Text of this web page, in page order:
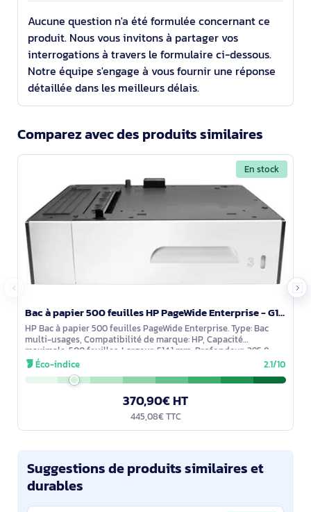
Aucune question n'a été formulée concernant ce
produit. Nous vous invitons à partager vos
interrogations à travers le formulaire ci-dessous.
Notre équipe s'engage à vous fournir une réponse
détaillée dans les meilleurs délais.
Comparez avec des produits similaires
En stock
Bac à papier 500 feuilles HP PageWide Enterprise - G1W43A
HP Bac à papier 500 feuilles PageWide Enterprise. Type: Bac
multi-usages, Compatibilité de marque: HP, Capacité
maximale: 500 feuilles. Largeur: 514,1 mm, Profondeur: 395,8
mm, Hauteur: 161 mm.
Éco-indice 2.1/10
370,90€ HT
445,08€ TTC
Suggestions de produits similaires et
durables